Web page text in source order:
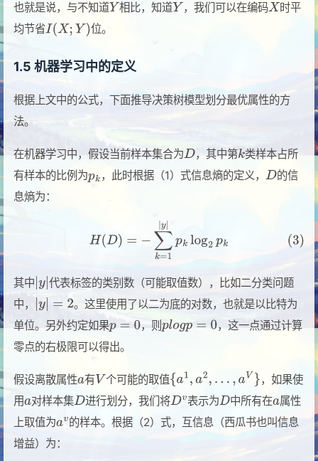
也就是说，与不知道 相比，知道 ，我们可以在编码
时平
均节省
位。
1.5 机器学习中的定义
根据上文中的公式，下面推导决策树模型划分最优属性的方
法。
在机器学习中，假设当前样本集合为 ，其中第 类样本占所
有样本的比例为
，此时根据（1）式信息熵的定义，
的信
息熵为：
其中
代表标签的类别数（可能取值数），比如二分类问题
中，
。这里使用了以二为底的对数，也就是以比特为
单位。另外约定如果
，则
，这一点通过计算
零点的右极限可以得出。
假设离散属性 有 个可能的取值
，如果使
用
对样本集 进行划分，我们将 表示为 中所有在 属性
上取值为
的样本。根据（2）式，互信息（西瓜书也叫信息
增益）为：